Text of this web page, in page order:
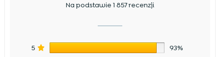
Na podstawie 1 857 recenzji
5 93%